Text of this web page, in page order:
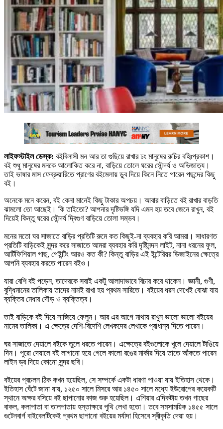
লাইফস্টাইল ডেস্ক: বইবিলাসী মন আর তা গুছিয়ে রাখার ঢং মানুষের রুচির বহিঃপ্রকাশ।
বই শুধু মানুষের মনকে আলোকিত করে না, বাড়িয়ে তোলে ঘরের সৌন্দর্য ও অভিজাত্য।
তাই ভাষার মাস ফেব্রুয়ারিতে প্রাণের বইমেলায় ডুব দিয়ে কিনে নিতে পারেন পছন্দের কিছু
বই।
অনেকে মনে করেন, বই কেনা মানেই কিছু টাকার অপচয়। আবার বাড়িতে বই রাখার বাড়তি
ঝামলো তো আছেই। কি তাইতো? আপনার দৃষ্টিভঙ্গি যদি এমন হয় তবে জেনে রাখুন, বই
দিয়েই কিন্তু ঘরের সৌন্দর্য দ্বিগুণ বাড়িয়ে তোলা সম্ভব।
মনের মতো ঘর সাজাতে বাড়ির প্রতিটি রুমে কত কিছুই-না ব্যবহার করি আমরা। সাধারণত
প্রতিটি বাড়িকেই সুন্দর করে সাজাতে আমরা ব্যবহার করি দৃষ্টিনন্দন লাইট, নানা ধরনের ফুল,
আর্টিফিশিয়াল গাছ, পেইন্টিং আরও কত কী? কিন্তু বাড়ির এই ইন্টেরিয়র ডিজাইনের ক্ষেত্রে
আপনি ব্যবহার করতে পারেন বইও।
যারা বেশি বই পড়েন, তাদেরকে সবাই একটু আলাদাভাবে বিচার করে থাকেন। জ্ঞানী, গুণী,
বুদ্ধিমানের তালিকায় তাদের নামই রাখা হয় প্রথম সারিতে। বইয়ের ধরন দেখেই বোঝা যায়
ব্যক্তির মেধার দৌড় ও ব্যক্তিত্ব।
তাই বাড়িকে বই দিয়ে সাজিয়ে ফেলুন। আর এর আগে মাথায় রাখুন ভালো ভালো বইয়ের
নামের তালিকা। এ ক্ষেত্রে দেশি-বিদেশি লেখকদের লেখাকে প্রাধান্য দিতে পারেন।
ঘর সাজাতে দেয়ালে বইকে তুলে ধরতে পারেন। এক্ষেত্রে বইগুলোকে খুলে দেয়ালে টাঙিয়ে
দিন। পুরো দেয়ালে বই লাগানো হয়ে গেলে কালো রঙের মার্কার দিয়ে তাতে আঁকতে পারেন
লাইন ড্র দিয়ে কোনো সুন্দর ছবি।
বইয়ের প্রচলন ঠিক কখন হয়েছিল, সে সম্পর্কে একটা ধারণা পাওয়া যায় ইতিহাস থেকে।
ইতিহাস ঘেঁটে জানা যায়, ১২৫০ সালে মিসরে আর ১৪৫০ সালে মধ্যে ইউরোপের কয়েকটি
স্থানে অক্ষর বসিয়ে বই ছাপানোর কাজ শুরু হয়েছিল। এশিয়ার এদিকটায় তখন গাছের
বাকল, কলাপাতা বা তালপাতায় হস্তাক্ষরে পুথি লেখা হতো। তবে সমসাময়িক ১৪৫৫ সালে
গুটেনবার্গ বাইবেলটিকেই প্রথম ছাপানো বইয়ের মর্যাদা হিসেবে স্বীকৃতি দেয়া হয়।